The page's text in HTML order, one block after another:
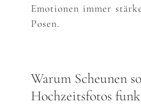
Emotionen immer
Posen.
Warum Scheunen
Hochzeitsfotos